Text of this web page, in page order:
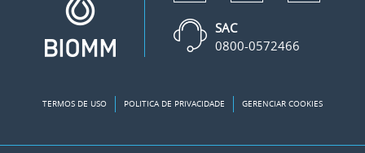
SAC
0800-0572466
TERMOS DE USO POLITICA DE PRIVACIDADE GERENCIAR COOKIES